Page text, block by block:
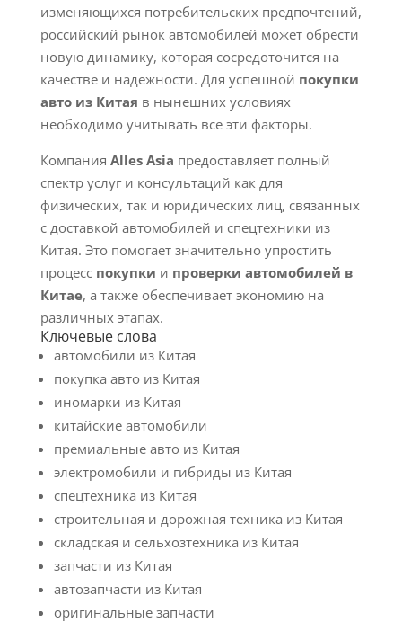
изменяющихся потребительских предпочтений,
российский рынок автомобилей может обрести
новую динамику, которая сосредоточится на
качестве и надежности. Для успешной покупки
авто из Китая в нынешних условиях
необходимо учитывать все эти факторы.
Компания Alles Asia предоставляет полный
спектр услуг и консультаций как для
физических, так и юридических лиц, связанных
с доставкой автомобилей и спецтехники из
Китая. Это помогает значительно упростить
процесс покупки и проверки автомобилей в
Китае, а также обеспечивает экономию на
различных этапах.
Ключевые слова
автомобили из Китая
покупка авто из Китая
иномарки из Китая
китайские автомобили
премиальные авто из Китая
электромобили и гибриды из Китая
спецтехника из Китая
строительная и дорожная техника из Китая
складская и сельхозтехника из Китая
запчасти из Китая
автозапчасти из Китая
оригинальные запчасти